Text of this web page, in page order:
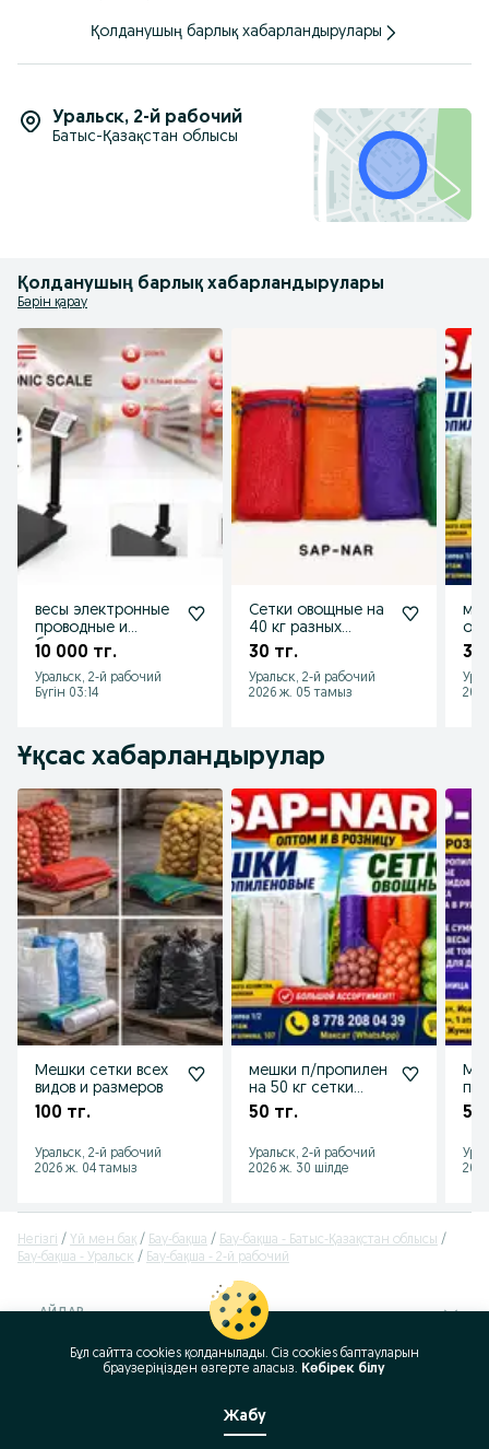
Қолданушың барлық хабарландырулары
Уральск, 2-й рабочий
Батыс-Қазақстан облысы
Қолданушың барлық хабарландырулары
Бәрін қарау
весы электронные
проводные и
безпроводные
10 000 тг.
Уральск, 2-й рабочий
Бүгін 03:14
Сетки овощные на
40 кг разных
цветов
30 тг.
Уральск, 2-й рабочий
2026 ж. 05 тамыз
33
Ұқсас хабарландырулар
Мешки сетки всех
видов и размеров
100 тг.
Уральск, 2-й рабочий
2026 ж. 04 тамыз
мешки п/пропилен
на 50 кг сетки
овощные
50 тг.
Уральск, 2-й рабочий
2026 ж. 30 шілде
53
Негізгі Үй мен бақ Бау-бақша
Бау-бақша - Батыс-Қазақстан облысы
Бау-бақша - Уральск
Бау-бақша - 2-й рабочий
АЙДАР
394483350
Бұл сайтта cookies қолданылады. Сіз cookies баптауларын
браузеріңізден өзгерте аласыз. Көбірек білу
Жабу